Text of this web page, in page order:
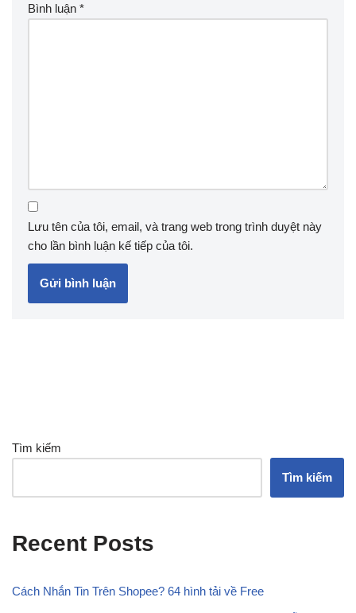
Bình luận *
Lưu tên của tôi, email, và trang web trong trình duyệt này
cho lần bình luận kế tiếp của tôi.
Tìm kiếm
Tìm kiếm
Recent Posts
Cách Nhắn Tin Trên Shopee? 64 hình tải về Free